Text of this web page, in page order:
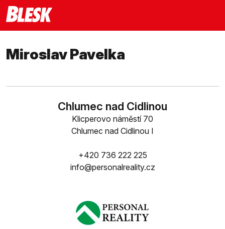
Miroslav Pavelka
Chlumec nad Cidlinou
Klicperovo náměstí 70
Chlumec nad Cidlinou I
+420 736 222 225
info@personalreality.cz